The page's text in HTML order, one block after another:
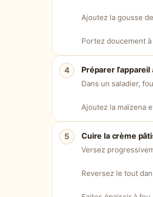
Ajoutez la gousse
Portez doucement
Préparer l’appareil
Dans un saladier,
Ajoutez la maïzena
Cuire la crème
Versez
Reversez le tout